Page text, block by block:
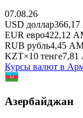
07.08.26
USD доллар366,17
EUR евро422,12
RUB рубль4,45
KZT×10 тенге7,81
Курсы валют в
Азербайджан